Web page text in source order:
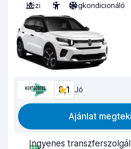
Kézi
5 Légkondicionáló
8,1 Jó
Ajánlat
Ingyenes